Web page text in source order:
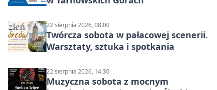
22 sierpnia 2026, 08:00
Twórcza sobota w pałacowej scenerii.
Warsztaty, sztuka i spotkania
22 sierpnia 2026, 14:30
Muzyczna sobota z mocnym